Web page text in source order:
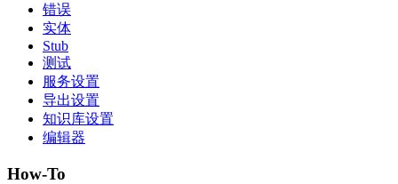
错误
实体
Stub
测试
服务设置
导出设置
知识库设置
编辑器
How-To